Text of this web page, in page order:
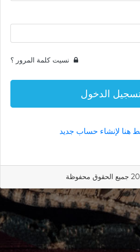
نسيت كلمة المرور ؟
الدخول
هنا لإنشاء حساب جديد